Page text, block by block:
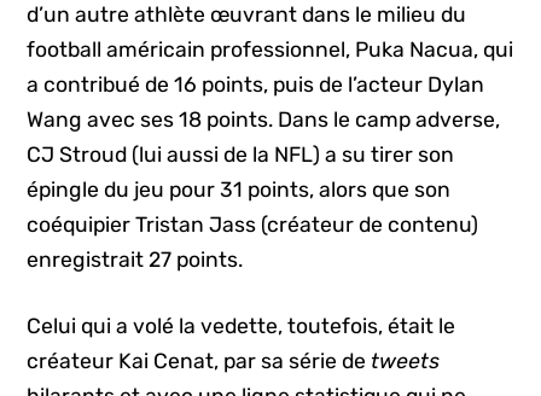
d’un autre athlète œuvrant dans le milieu du
football américain professionnel, Puka Nacua, qui
a contribué de 16 points, puis de l’acteur Dylan
Wang avec ses 18 points. Dans le camp adverse,
CJ Stroud (lui aussi de la NFL) a su tirer son
épingle du jeu pour 31 points, alors que son
coéquipier Tristan Jass (créateur de contenu)
enregistrait 27 points.
Celui qui a volé la vedette, toutefois, était le
créateur Kai Cenat, par sa série de tweets